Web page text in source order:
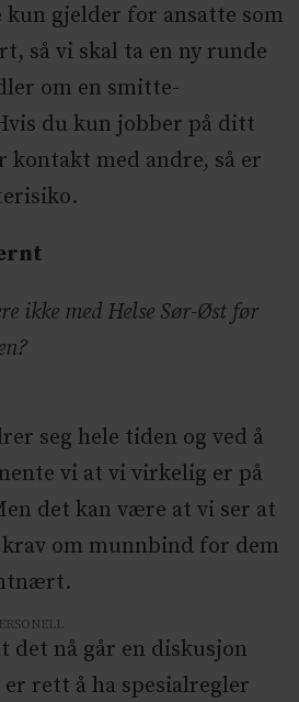
gjelder for ansatte som
så vi skal ta en ny runde
om en smitte-
du kun jobber på ditt
kontakt med andre, så er
ikke med Helse Sør-Øst før
seg hele tiden og ved å
vi at vi virkelig er på
det kan være at vi ser at
om munnbind for dem
det nå går en diskusjon
rett å ha spesialregler